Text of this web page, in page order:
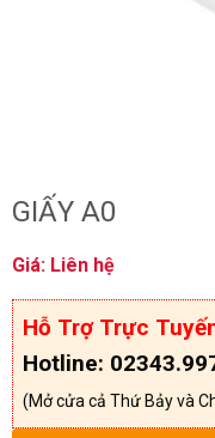
GIẤY A0
Giá: Liên hệ
Hỗ Trợ Trực
Hotline:
(Mở cửa cả Thứ Bảy và